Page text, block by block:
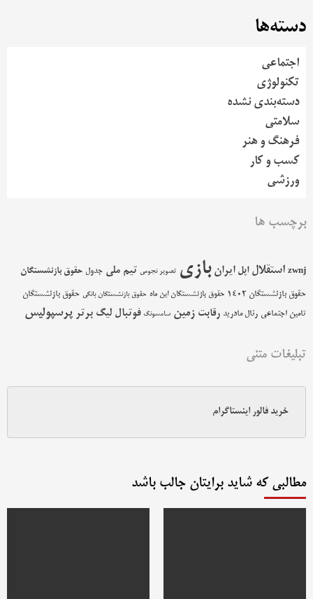
دسته‌ها
اجتماعی
تکنولوژی
دسته‌بندی نشده
سلامتی
فرهنگ و هنر
کسب و کار
ورزشی
برچسب ها
zwnj استقلال اپل ایران بازی تصویر نجومی تیم ملی جدول حقوق بازنشستگان
حقوق بازنشستگان 1402 حقوق بازنشستگان این ماه حقوق بازنشستگان بانکی حقوق بازنشستگان
تامین اجتماعی رئال مادرید رقابت زمین سامسونگ فوتبال لیگ برتر پرسپولیس
تبلیغات متنی
خرید فالور اینستاگرام
مطالبی که شاید برایتان جالب باشد